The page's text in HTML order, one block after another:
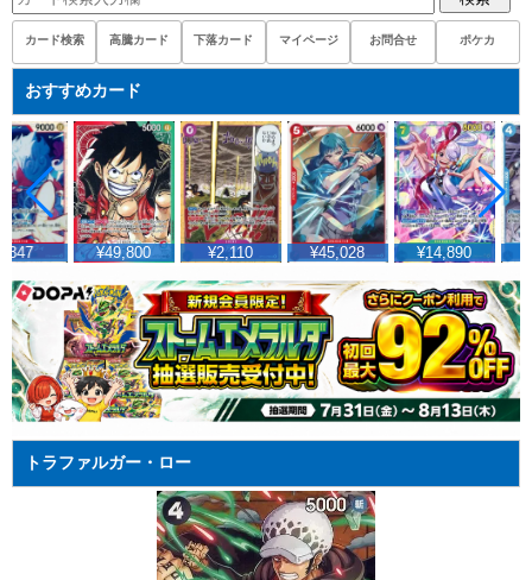
カード検索 高騰カード 下落カード マイページ お問合せ ポケカ
おすすめカード
¥49,800 ¥2,110 ¥45,028 ¥14,890
トラファルガー・ロー